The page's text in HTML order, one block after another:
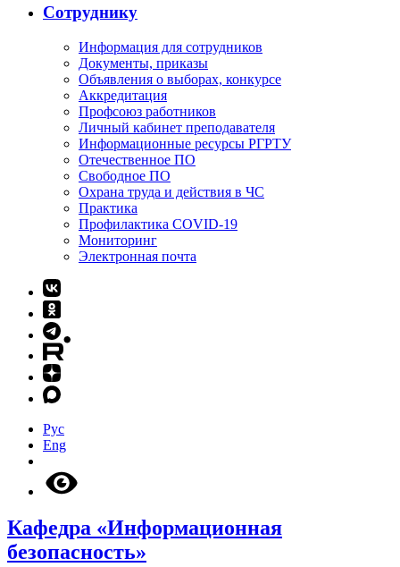
Сотруднику
Информация для сотрудников
Документы, приказы
Объявления о выборах, конкурсе
Аккредитация
Профсоюз работников
Личный кабинет преподавателя
Информационные ресурсы РГРТУ
Отечественное ПО
Свободное ПО
Охрана труда и действия в ЧС
Практика
Профилактика COVID-19
Мониторинг
Электронная почта
Рус
Eng
Кафедра «Информационная
безопасность»